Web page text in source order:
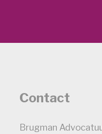
Contact
Brugman